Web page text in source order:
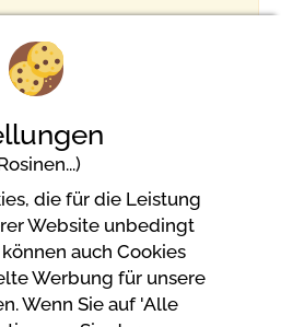
Aux Mêmes
Aux Mêmes
Bellegarde
die für die Leistung
Website unbedingt
auch Cookies
Werbung für unsere
Wenn Sie auf 'Alle